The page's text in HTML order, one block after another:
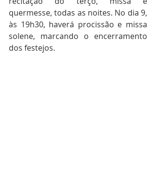
quermesse, todas as noites. No dia 9,
às 19h30, haverá procissão e missa
solene, marcando o encerramento
dos festejos.